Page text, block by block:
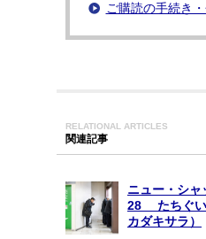
ご購読の手続き
RELATIONAL ARTICLES
関連記事
ニュー・シ
28 たちぐい
カダキサラ）